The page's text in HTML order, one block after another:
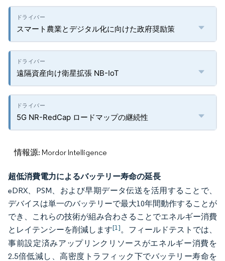
スマート農業とデジタル化に向けた政府奨励策
遠隔資産向け衛星拡張 NB-IoT
5G NR-RedCap ロードマップの継続性
情報源: Mordor Intelligence
超低消費電力によるバッテリー寿命の延長
eDRX、PSM、および早期データ伝送を活用することで、
デバイスは単一のバッテリーで最大10年間動作することが
でき、これらの技術が組み合わさることでエネルギー消費
とレイテンシーを削減します[1]。フィールドテストでは、
事前設定済みアップリンクリソースがエネルギー消費を
2.5倍低減し、高密度トラフィック下でバッテリー寿命を